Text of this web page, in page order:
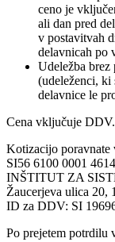
ceno je
ali dan pred
v postavitvah
delavnicah po
Udeležba brez
(udeleženci, ki
delavnice le
Cena vključuje DDV.
Kotizacijo poravnate
SI56 6100 0001
INŠTITUT ZA
Žaucerjeva ulica 20,
ID za DDV: SI
Po prejetem potrdilu